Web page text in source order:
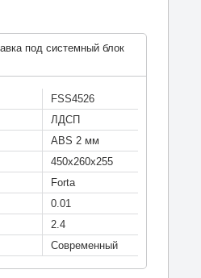
под системный блок
FSS4526
ЛДСП
ABS 2 мм
450х260х255
Forta
0.01
2.4
Современный